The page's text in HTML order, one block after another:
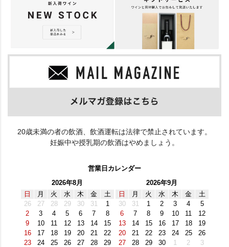
20歳未満の者の飲酒、飲酒運転は法律で禁止されています。
妊娠中や授乳期の飲酒はやめましょう。
営業日カレンダー
2026年8月
日
月 火 水 木 金
土
26
27 28 29 30 31
1
2
3 4 5 6 7
8
9
10 11 12 13 14
15
16
17 18 19 20 21
22
23
24 25 26 27 28
29
2026年9月
日
月 火 水 木 金
土
30
31 1 2 3 4
5
6
7 8 9 10 11
12
13
14 15 16 17 18
19
20
21 22 23 24 25
26
27
28 29 30 1 2 3